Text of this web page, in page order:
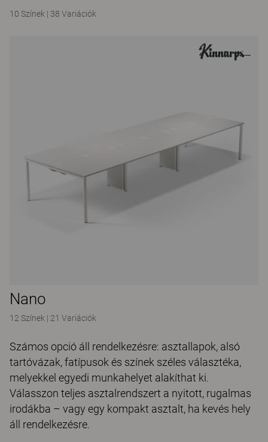
10 Színek | 38 Variációk
Nano
12 Színek | 21 Variációk
Számos opció áll rendelkezésre: asztallapok, alsó
tartóvázak, fatípusok és színek széles választéka,
melyekkel egyedi munkahelyet alakíthat ki.
Válasszon teljes asztalrendszert a nyitott, rugalmas
irodákba – vagy egy kompakt asztalt, ha kevés hely
áll rendelkezésre.